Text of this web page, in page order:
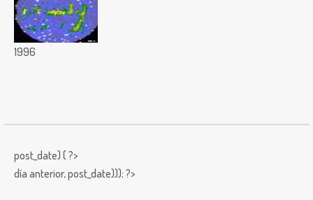
1996
post_date) { ?>
día anterior,post_date))); ?>